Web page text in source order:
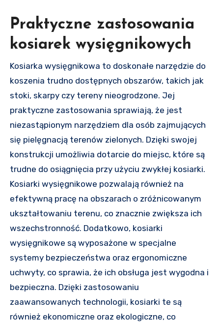
Praktyczne zastosowania
kosiarek wysięgnikowych
Kosiarka wysięgnikowa to doskonałe narzędzie do
koszenia trudno dostępnych obszarów, takich jak
stoki, skarpy czy tereny nieogrodzone. Jej
praktyczne zastosowania sprawiają, że jest
niezastąpionym narzędziem dla osób zajmujących
się pielęgnacją terenów zielonych. Dzięki swojej
konstrukcji umożliwia dotarcie do miejsc, które są
trudne do osiągnięcia przy użyciu zwykłej kosiarki.
Kosiarki wysięgnikowe pozwalają również na
efektywną pracę na obszarach o zróżnicowanym
ukształtowaniu terenu, co znacznie zwiększa ich
wszechstronność. Dodatkowo, kosiarki
wysięgnikowe są wyposażone w specjalne
systemy bezpieczeństwa oraz ergonomiczne
uchwyty, co sprawia, że ich obsługa jest wygodna i
bezpieczna. Dzięki zastosowaniu
zaawansowanych technologii, kosiarki te są
również ekonomiczne oraz ekologiczne, co